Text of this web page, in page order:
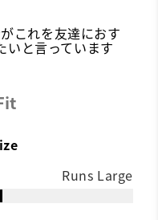
これを友達におす
いと言っています
Runs Large